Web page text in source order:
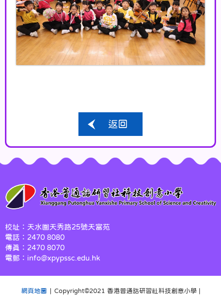
返回
校址：天水圍天秀路25號天富苑
電話：2470 8080
傳真：2470 8070
電郵：info@xpypssc.edu.hk
網頁地圖 | Copyright©️2021 香港普通話研習社科技創意小學 |